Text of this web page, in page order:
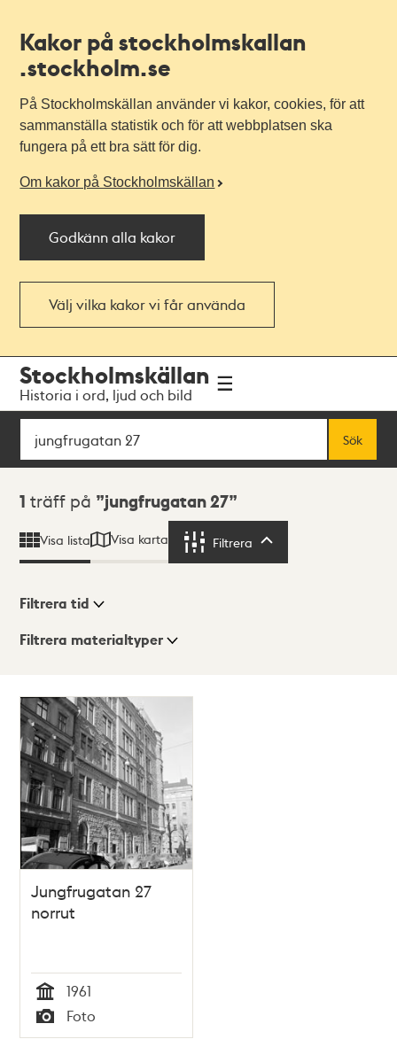
Kakor på stockholmskallan
.stockholm.se
På Stockholmskällan använder vi kakor, cookies, för att
sammanställa statistik och för att webbplatsen ska
fungera på ett bra sätt för dig.
Om kakor på Stockholmskällan
Godkänn alla kakor
Välj vilka kakor vi får använda
navigationen
huvudinnehållet
Stockholmskällan
Historia i ord, ljud och bild
Sök
Sök
Sökresultat
1 träff på jungfrugatan 27
Visa lista Visa karta Filtrera
Visningsläge
Lista
Karta
Filtrera tid
Filtrera materialtyper
träffar
Jungfrugatan 27
norrut
Tid
1961
Typ
Foto